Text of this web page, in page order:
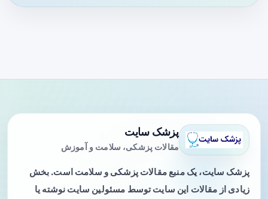
پزشک سایت
مقالات پزشکی، سلامت و آموزش
پزشک سایت، یک منبع مقالات پزشکی و سلامت است. بخش
زیادی از مقالات این سایت توسط مسئولین سایت نوشته یا